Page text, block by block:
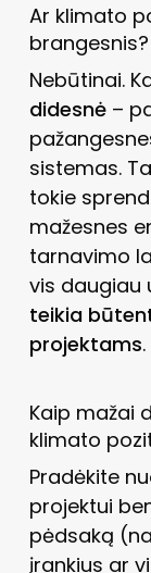
Ar klimato
brangesnis?
Nebūtinai.
didesnė–
sistemas.
tokie
mažesnes
tarnavimo
vis daugiau
teikia
projektams.
Kaip mažai
klimato
Pradėkite
projektui
pėdsaką
įrankius ar